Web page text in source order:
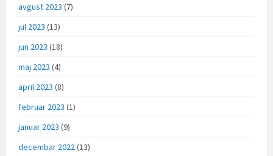
avgust 2023 (7)
jul 2023 (13)
jun 2023 (18)
maj 2023 (4)
april 2023 (8)
februar 2023 (1)
januar 2023 (9)
decembar 2022 (13)